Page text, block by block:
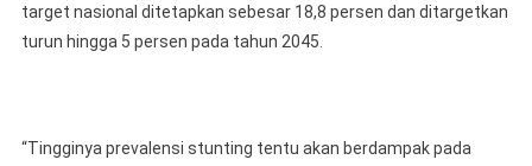
target nasional ditetapkan sebesar 18,8 persen dan ditargetkan
turun hingga 5 persen pada tahun 2045.
“Tingginya prevalensi stunting tentu akan berdampak pada